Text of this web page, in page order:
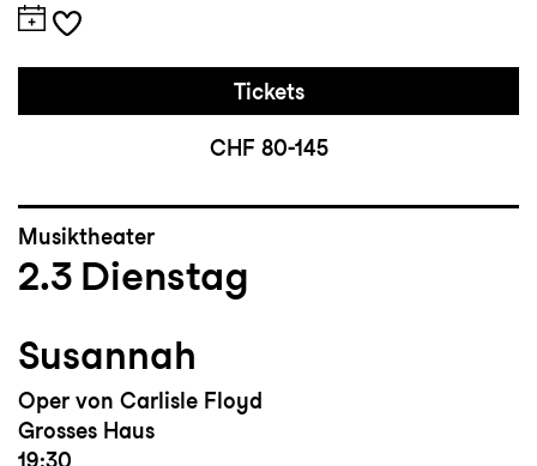
Tickets
CHF 80-145
Musiktheater
2.3 Dienstag
Susannah
Oper von Carlisle Floyd
Grosses Haus